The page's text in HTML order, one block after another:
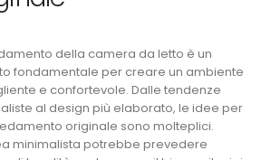
della camera da letto è un
fondamentale per creare un ambiente
e confortevole. Dalle tendenze
al design più elaborato, le idee per
originale sono molteplici.
minimalista potrebbe prevedere